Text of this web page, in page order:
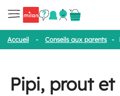
Accueil - Conseils aux parents -
Pipi, prout